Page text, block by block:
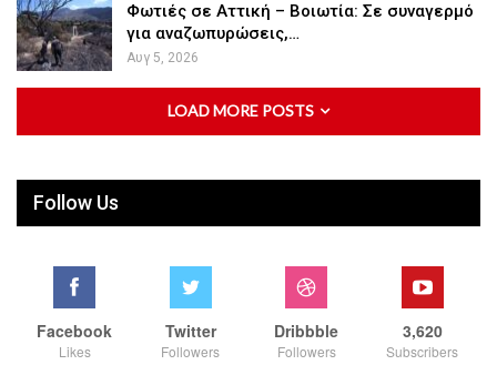
Φωτιές σε Αττική – Βοιωτία: Σε συναγερμό
για αναζωπυρώσεις,…
Αυγ 5, 2026
LOAD MORE POSTS
Follow Us
Facebook
Likes
Twitter
Followers
Dribbble
Followers
3,620
Subscribers